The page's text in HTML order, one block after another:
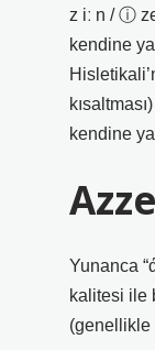
z iː n / ⓘ
kendine
kendine
Yunanca
kalitesi ile
(genellikle